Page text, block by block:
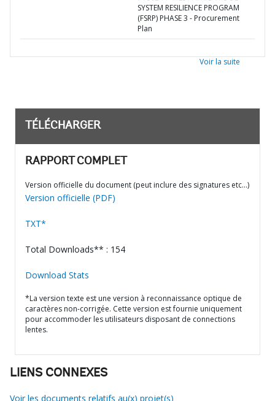
SYSTEM RESILIENCE PROGRAM
(FSRP) PHASE 3 - Procurement
Plan
Voir la suite
TÉLÉCHARGER
RAPPORT COMPLET
Version officielle du document (peut inclure des signatures etc…)
Version officielle (PDF)
TXT*
Total Downloads** : 154
Download Stats
*La version texte est une version à reconnaissance optique de
caractères non-corrigée. Cette version est fournie uniquement
pour accommoder les utilisateurs disposant de connections
lentes.
LIENS CONNEXES
Voir les documents relatifs au(x) projet(s)